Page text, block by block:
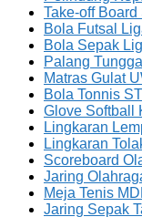
Take-off
Bola Futsal
Bola Sepak
Palang
Matras Gulat
Bola Tonnis
Glove Softball
Lingkaran
Lingkaran
Scoreboard
Jaring
Meja Tenis
Jaring Sepak